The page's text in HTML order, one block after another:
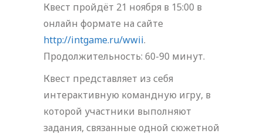
Квест пройдёт 21 ноября в 15:00 в
онлайн формате на сайте
http://intgame.ru/wwii.
Продолжительность: 60-90 минут.
Квест представляет из себя
интерактивную командную игру, в
которой участники выполняют
задания, связанные одной сюжетной